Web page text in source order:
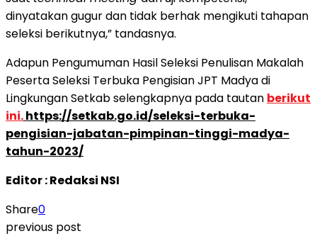
dinyatakan gugur dan tidak berhak mengikuti tahapan
seleksi berikutnya,” tandasnya.
Adapun Pengumuman Hasil Seleksi Penulisan Makalah
Peserta Seleksi Terbuka Pengisian JPT Madya di
Lingkungan Setkab selengkapnya pada tautan berikut
ini.https://setkab.go.id/seleksi-terbuka-
pengisian-jabatan-pimpinan-tinggi-madya-
tahun-2023/
Editor : Redaksi NSI
Share0
previous post